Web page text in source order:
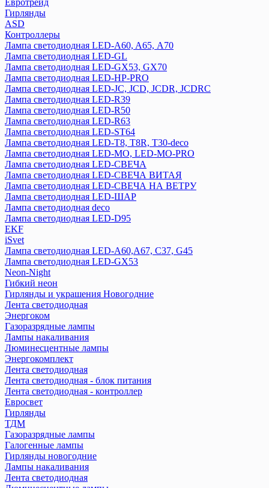
Евротрейд
Гирлянды
ASD
Контроллеры
Лампа светодиодная LED-A60, A65, А70
Лампа светодиодная LED-GL
Лампа светодиодная LED-GX53, GX70
Лампа светодиодная LED-HP-PRO
Лампа светодиодная LED-JC, JCD, JCDR, JCDRC
Лампа светодиодная LED-R39
Лампа светодиодная LED-R50
Лампа светодиодная LED-R63
Лампа светодиодная LED-ST64
Лампа светодиодная LED-T8, T8R, T30-deco
Лампа светодиодная LED-МО, LED-MO-PRO
Лампа светодиодная LED-СВЕЧА
Лампа светодиодная LED-СВЕЧА ВИТАЯ
Лампа светодиодная LED-СВЕЧА НА ВЕТРУ
Лампа светодиодная LED-ШАР
Лампа светодиодная deco
Лампа светодиодная LED-D95
EKF
iSvet
Лампа светодиодная LED-A60,A67, C37, G45
Лампа светодиодная LED-GX53
Neon-Night
Гибкий неон
Гирлянды и украшения Новогодние
Лента светодиодная
Энергоком
Газоразрядные лампы
Лампы накаливания
Люминесцентные лампы
Энергокомплект
Лента светодиодная
Лента светодиодная - блок питания
Лента светодиодная - контроллер
Евросвет
Гирлянды
ТДМ
Газоразрядные лампы
Галогенные лампы
Гирлянды новогодние
Лампы накаливания
Лента светодиодная